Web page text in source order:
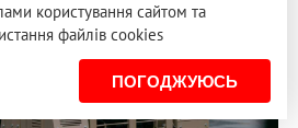
користування сайтом та
файлів cookies
ПОГОДЖУЮСЬ